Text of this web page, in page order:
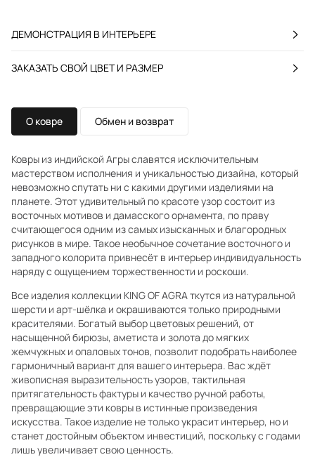
ДЕМОНСТРАЦИЯ В ИНТЕРЬЕРЕ
ЗАКАЗАТЬ СВОЙ ЦВЕТ И РАЗМЕР
О ковре Обмен и возврат
Ковры из индийской Агры славятся исключительным
мастерством исполнения и уникальностью дизайна, который
невозможно спутать ни с какими другими изделиями на
планете. Этот удивительный по красоте узор состоит из
восточных мотивов и дамасского орнамента, по праву
считающегося одним из самых изысканных и благородных
рисунков в мире. Такое необычное сочетание восточного и
западного колорита привнесёт в интерьер индивидуальность
наряду с ощущением торжественности и роскоши.
Все изделия коллекции KING OF AGRA ткутся из натуральной
шерсти и арт-шёлка и окрашиваются только природными
красителями. Богатый выбор цветовых решений, от
насыщенной бирюзы, аметиста и золота до мягких
жемчужных и опаловых тонов, позволит подобрать наиболее
гармоничный вариант для вашего интерьера. Вас ждёт
живописная выразительность узоров, тактильная
притягательность фактуры и качество ручной работы,
превращающие эти ковры в истинные произведения
искусства. Такое изделие не только украсит интерьер, но и
станет достойным объектом инвестиций, поскольку с годами
лишь увеличивает свою ценность.